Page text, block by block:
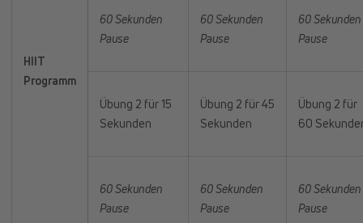
HIIT
Programm
60 Sekunden
Pause
60 Sekunden
Pause
60 Sekunden
Pause
Übung 2 für 15
Sekunden
Übung 2 für 45
Sekunden
Übung 2 für
60
60 Sekunden
Pause
60 Sekunden
Pause
60 Sekunden
Pause